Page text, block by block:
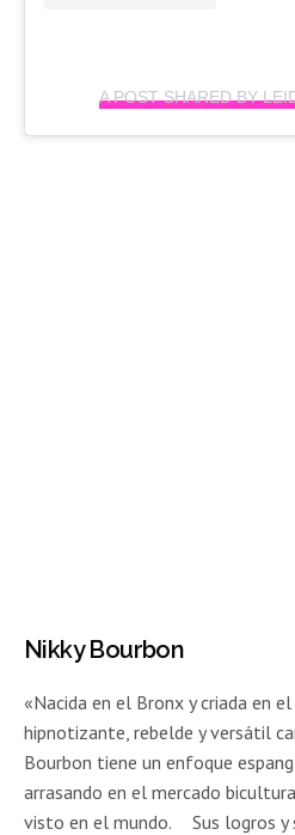
A POST SHARED BY
Nikky Bourbon
«Nacida en el Bronx y criada en
hipnotizante, rebelde y versátil
Bourbon tiene un enfoque
arrasando en el mercado
visto en el mundo. Sus logros y